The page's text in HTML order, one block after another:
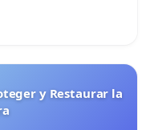
y Restaurar la